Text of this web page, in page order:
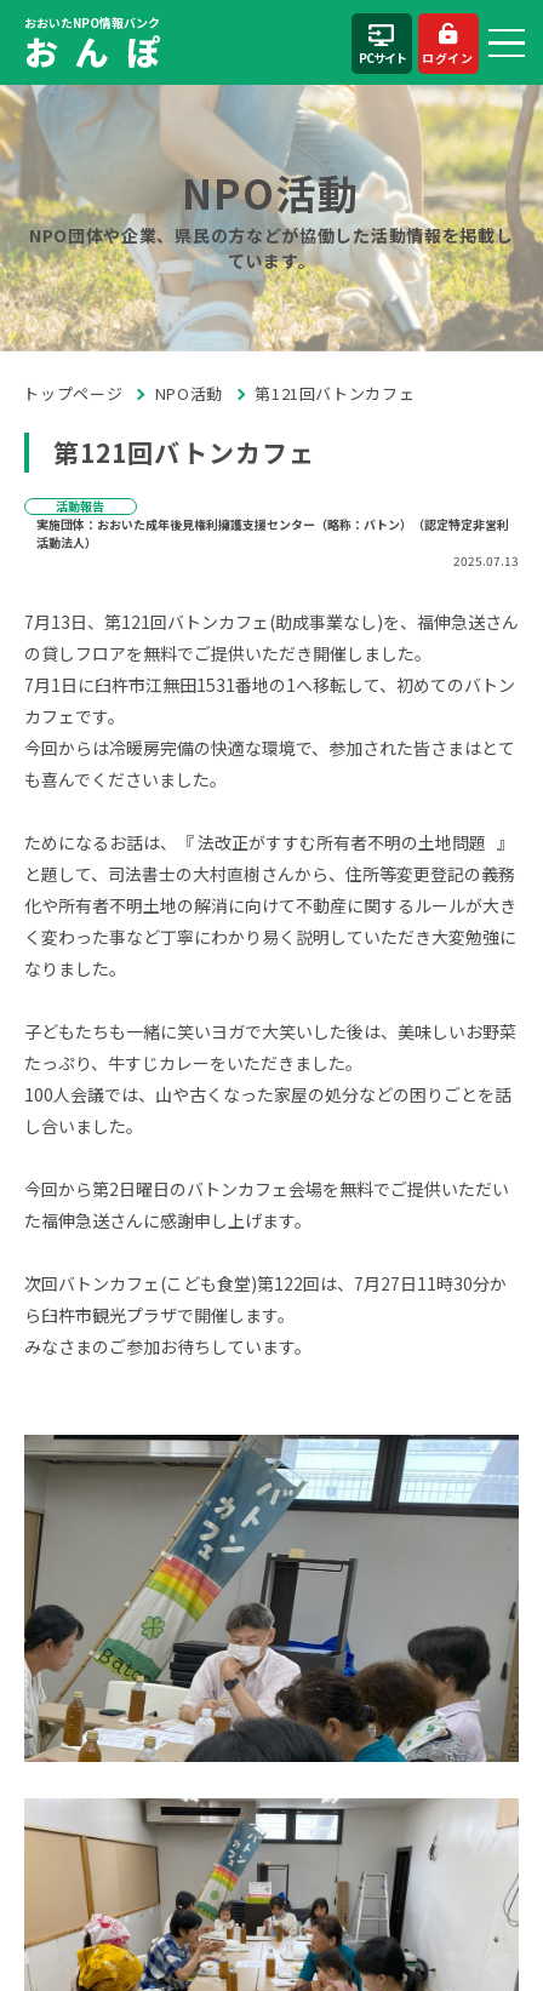
おおいたNPO情報バンク
お ん ぽ PCサイト ログイン
NPO活動
NPO団体や企業、県民の方などが協働した活動情報を掲載し
ています。
トップページ NPO活動 第121回バトンカフェ
第121回バトンカフェ
活動報告
実施団体：おおいた成年後見権利擁護支援センター（略称：バトン）（認定特定非営利
活動法人）
2025.07.13
7月13日、第121回バトンカフェ(助成事業なし)を、福伸急送さん
の貸しフロアを無料でご提供いただき開催しました。
7月1日に臼杵市江無田1531番地の1へ移転して、初めてのバトン
カフェです。
今回からは冷暖房完備の快適な環境で、参加された皆さまはとて
も喜んでくださいました。
ためになるお話は、『 法改正がすすむ所有者不明の土地問題 』
と題して、司法書士の大村直樹さんから、住所等変更登記の義務
化や所有者不明土地の解消に向けて不動産に関するルールが大き
く変わった事など丁寧にわかり易く説明していただき大変勉強に
なりました。
子どもたちも一緒に笑いヨガで大笑いした後は、美味しいお野菜
たっぷり、牛すじカレーをいただきました。
100人会議では、山や古くなった家屋の処分などの困りごとを話
し合いました。
今回から第2日曜日のバトンカフェ会場を無料でご提供いただい
た福伸急送さんに感謝申し上げます。
次回バトンカフェ(こども食堂)第122回は、7月27日11時30分か
ら臼杵市観光プラザで開催します。
みなさまのご参加お待ちしています。